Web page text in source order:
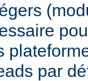
par